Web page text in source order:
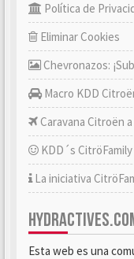
Política de
Eliminar Cookies
Chevronazos:
Macro KDD
Caravana Citroën a
KDD´s CitröFamily
La iniciativa
Esta web es una